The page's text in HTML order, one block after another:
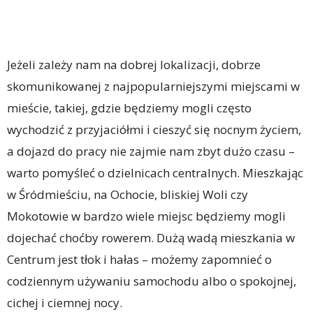
Jeżeli zależy nam na dobrej lokalizacji, dobrze
skomunikowanej z najpopularniejszymi miejscami w
mieście, takiej, gdzie będziemy mogli często
wychodzić z przyjaciółmi i cieszyć się nocnym życiem,
a dojazd do pracy nie zajmie nam zbyt dużo czasu –
warto pomyśleć o dzielnicach centralnych. Mieszkając
w Śródmieściu, na Ochocie, bliskiej Woli czy
Mokotowie w bardzo wiele miejsc będziemy mogli
dojechać choćby rowerem. Dużą wadą mieszkania w
Centrum jest tłok i hałas – możemy zapomnieć o
codziennym używaniu samochodu albo o spokojnej,
cichej i ciemnej nocy.